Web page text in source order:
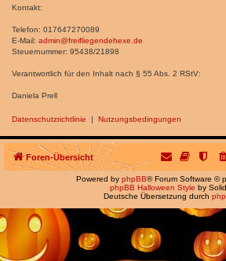
Kontakt:
Telefon: 017647270089
E-Mail: admin@freifliegendehexe.de
Steuernummer: 95438/21898
Verantwortlich für den Inhalt nach § 55 Abs. 2 RStV:
Daniela Prell
Datenschutzrichtlinie | Nutzungsbedingungen
Foren-Übersicht
Powered by phpBB® Forum Software ©
phpBB Halloween Style by
Deutsche Übersetzung durch